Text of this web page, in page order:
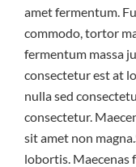
amet fermentum.
commodo, tortor
fermentum massa
consectetur est at
nulla sed
consectetur.
sit amet non
lobortis. Maecenas